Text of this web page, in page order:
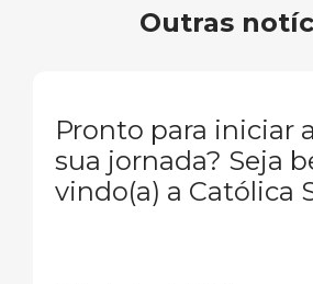
Outras
Pronto para iniciar a
sua jornada? Seja
vindo(a) a Católica